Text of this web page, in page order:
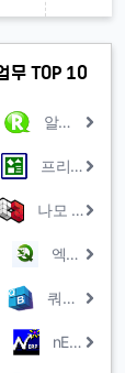
무 TOP 10
알찬회계장부
프리드로우 피오피
나모 웹에디터 2008 평가판
엑셀Q
쿼리박스
nERP